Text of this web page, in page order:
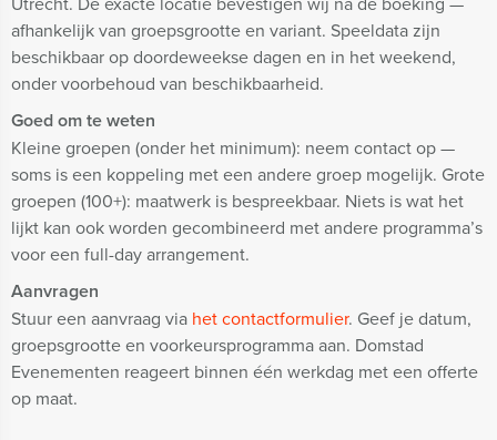
afhankelijk van groepsgrootte en variant. Speeldata zijn
beschikbaar op doordeweekse dagen en in het weekend,
onder voorbehoud van beschikbaarheid.
Goed om te weten
Kleine groepen (onder het minimum): neem contact op —
soms is een koppeling met een andere groep mogelijk. Grote
groepen (100+): maatwerk is bespreekbaar. Niets is wat het
lijkt kan ook worden gecombineerd met andere programma’s
voor een full-day arrangement.
Aanvragen
Stuur een aanvraag via het contactformulier. Geef je datum,
groepsgrootte en voorkeursprogramma aan. Domstad
Evenementen reageert binnen één werkdag met een offerte
op maat.